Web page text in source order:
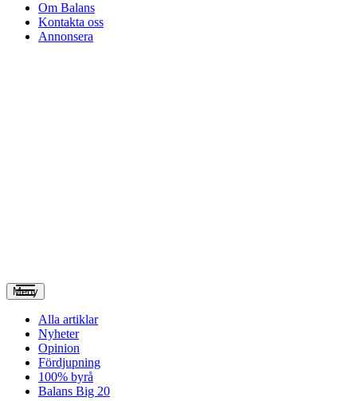
Om Balans
Kontakta oss
Annonsera
Meny
Alla artiklar
Nyheter
Opinion
Fördjupning
100% byrå
Balans Big 20